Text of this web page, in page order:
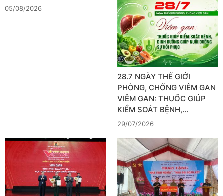
05/08/2026
28.7 NGÀY THẾ GIỚI
PHÒNG, CHỐNG VIÊM GAN
VIÊM GAN: THUỐC GIÚP
KIỂM SOÁT BỆNH,…
29/07/2026